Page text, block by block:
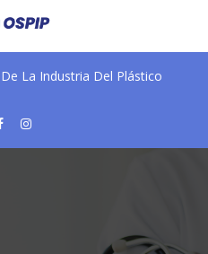
La Industria Del Plástico